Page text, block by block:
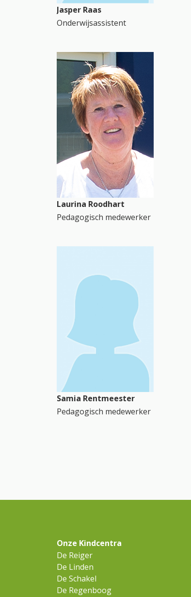
Jasper Raas
Onderwijsassistent
Laurina Roodhart
Pedagogisch medewerker
Samia Rentmeester
Pedagogisch medewerker
Onze Kindcentra
De Reiger
De Linden
De Schakel
De Regenboog